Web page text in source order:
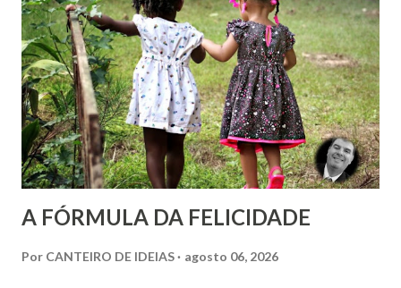
psíquica. Em nenhum momento, porém, recomenda sua
adoção como prática institucional do Espiritismo. Há
profunda diferença entre reconhecer a existência de um
recurso terapêutico e convertê-lo em atividade da Casa
Espírita.
A FÓRMULA DA FELICIDADE
Por CANTEIRO DE IDEIAS agosto 06, 2026